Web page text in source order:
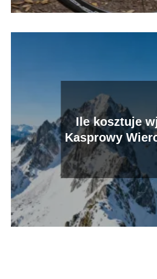
Ile kosztuje
Kasprowy
biletów